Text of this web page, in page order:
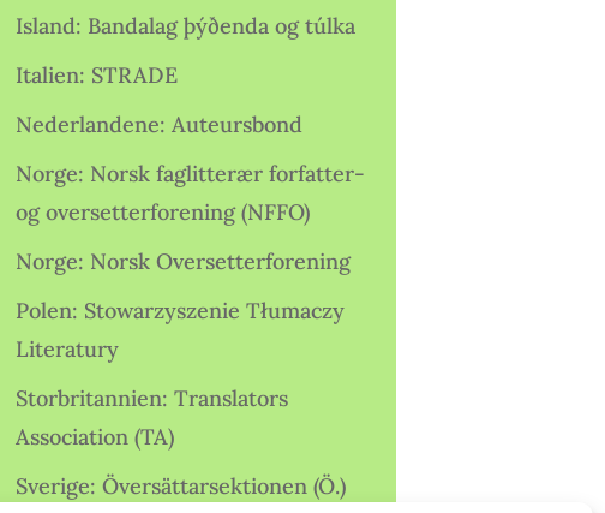
Island: Bandalag þýðenda og túlka
Italien: STRADE
Nederlandene: Auteursbond
Norge: Norsk faglitterær forfatter-
og oversetterforening (NFFO)
Norge: Norsk Oversetterforening
Polen: Stowarzyszenie Tłumaczy
Literatury
Storbritannien: Translators
Association (TA)
Sverige: Översättarsektionen (Ö.)